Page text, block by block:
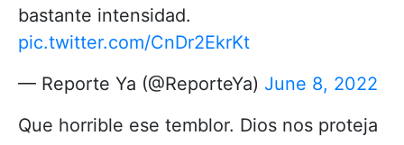
bastante intensidad.
pic.twitter.com/CnDr2EkrKt
— Reporte Ya (@ReporteYa) June 8, 2022
Que horrible ese temblor. Dios nos proteja